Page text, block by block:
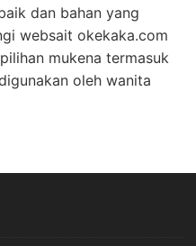
dan bahan yang
websait okekaka.com
mukena termasuk
oleh wanita